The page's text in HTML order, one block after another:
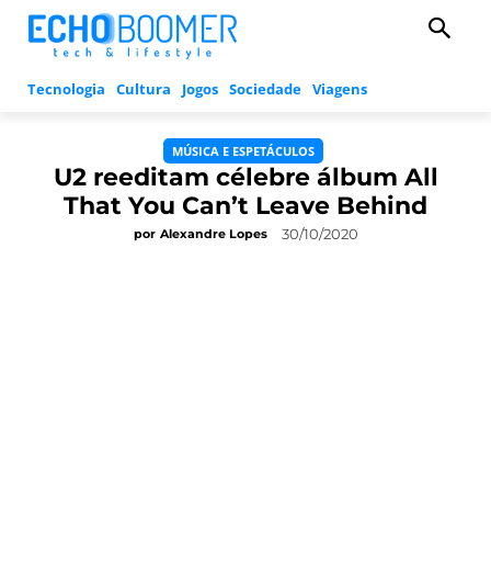
Tecnologia Cultura Jogos Sociedade Viagens
MÚSICA E ESPETÁCULOS
U2 reeditam célebre álbum All
That You Can’t Leave Behind
por Alexandre Lopes 30/10/2020